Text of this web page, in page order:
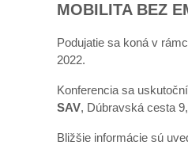
MOBILITA BEZ
Podujatie sa koná v
2022.
Konferencia sa uskutoční
SAV, Dúbravská cesta
Bližšie informácie sú